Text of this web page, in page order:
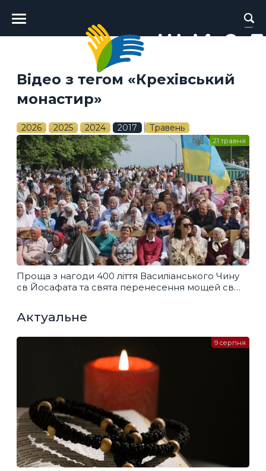
Головне
меню
Відео з тегом «Крехівський
монастир»
2026 2025 2024 2017 Травень
Проща з нагоди 400 ліття Василіанського Чину
св Йосафата та свята перенесення мощей св
21 травня
Актуальне
9 серпня